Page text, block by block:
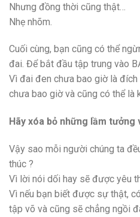
Nhưng đồng thời cũng thật…
Nhẹ nhõm.
Cuối cùng, bạn cũng có thể
đai. Để bắt đầu tập trung vào
Vì đai đen chưa bao giờ là đích
chưa bao giờ và cũng có thể là
Hãy xóa bỏ những lầm tưởng
Vậy sao mỗi người chúng ta
thúc ?
Vì lời nói dối hay sẽ được yêu
Vì nếu bạn biết được sự thật,
tập võ và cũng sẽ chẳng ngồi